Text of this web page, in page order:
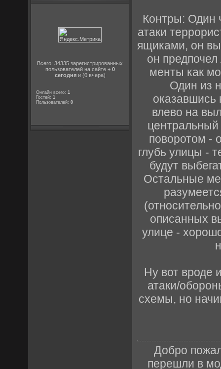
Всего: 34335 зарегистрированных
пользователей на сайте + 0
сегодняи (0 вчера)
Онлайн всего:1
Гостей:1
Пользователей:0
Контры: Один
атаки
ящиками, он
он
менты как
Один из
оказавшись
влево на
центральный
поворотом -
глубь улицы -
будут
Остальные
описанных
улице -
Ну вот вроде
атаки/
схемы, но
Добро
перешли в